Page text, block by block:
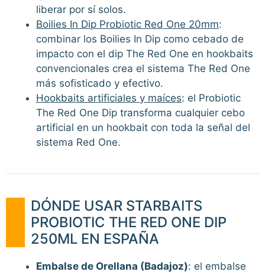
liberar por sí solos.
Boilies In Dip Probiotic Red One 20mm:
combinar los Boilies In Dip como cebado de
impacto con el dip The Red One en hookbaits
convencionales crea el sistema The Red One
más sofisticado y efectivo.
Hookbaits artificiales y maíces: el Probiotic
The Red One Dip transforma cualquier cebo
artificial en un hookbait con toda la señal del
sistema Red One.
DÓNDE USAR STARBAITS
PROBIOTIC THE RED ONE DIP
250ML EN ESPAÑA
Embalse de Orellana (Badajoz): el embalse